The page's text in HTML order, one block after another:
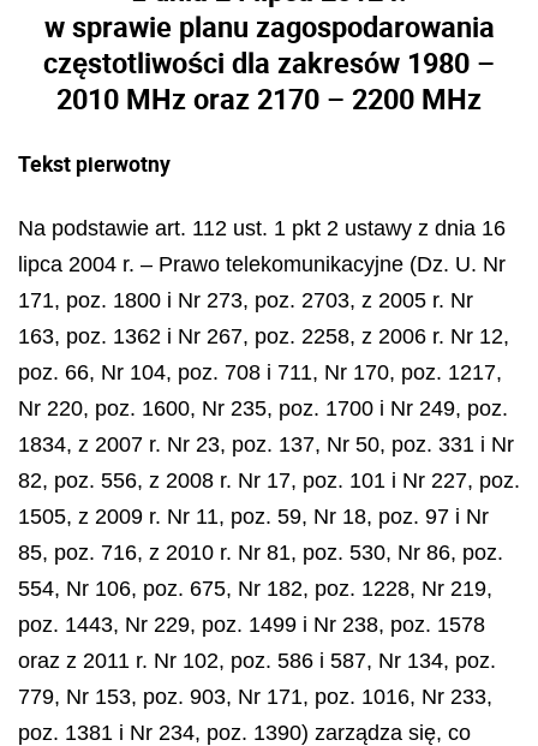
w sprawie planu zagospodarowania
częstotliwości dla zakresów 1980 –
2010 MHz oraz 2170 – 2200 MHz
Tekst pierwotny
Na podstawie art. 112 ust. 1 pkt 2 ustawy z dnia 16
lipca 2004 r. – Prawo telekomunikacyjne (Dz. U. Nr
171, poz. 1800 i Nr 273, poz. 2703, z 2005 r. Nr
163, poz. 1362 i Nr 267, poz. 2258, z 2006 r. Nr 12,
poz. 66, Nr 104, poz. 708 i 711, Nr 170, poz. 1217,
Nr 220, poz. 1600, Nr 235, poz. 1700 i Nr 249, poz.
1834, z 2007 r. Nr 23, poz. 137, Nr 50, poz. 331 i Nr
82, poz. 556, z 2008 r. Nr 17, poz. 101 i Nr 227, poz.
1505, z 2009 r. Nr 11, poz. 59, Nr 18, poz. 97 i Nr
85, poz. 716, z 2010 r. Nr 81, poz. 530, Nr 86, poz.
554, Nr 106, poz. 675, Nr 182, poz. 1228, Nr 219,
poz. 1443, Nr 229, poz. 1499 i Nr 238, poz. 1578
oraz z 2011 r. Nr 102, poz. 586 i 587, Nr 134, poz.
779, Nr 153, poz. 903, Nr 171, poz. 1016, Nr 233,
poz. 1381 i Nr 234, poz. 1390) zarządza się, co